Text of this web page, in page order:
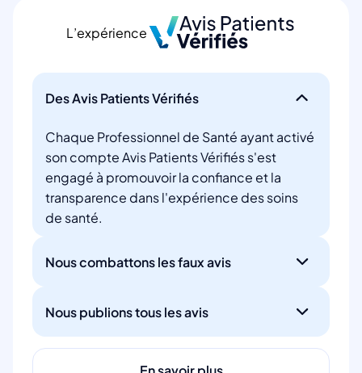
L’expérience
Des Avis Patients Vérifiés
Chaque Professionnel de Santé ayant activé
son compte Avis Patients Vérifiés s'est
engagé à promouvoir la confiance et la
transparence dans l'expérience des soins
de santé.
Nous combattons les faux avis
Nous publions tous les avis